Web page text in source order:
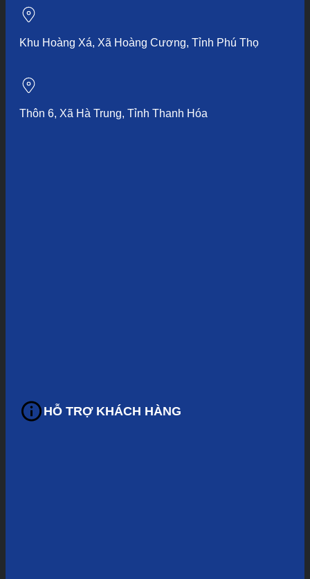
Khu Hoàng Xá, Xã Hoàng Cương, Tỉnh Phú Thọ
Thôn 6, Xã Hà Trung, Tỉnh Thanh Hóa
HỖ TRỢ KHÁCH HÀNG